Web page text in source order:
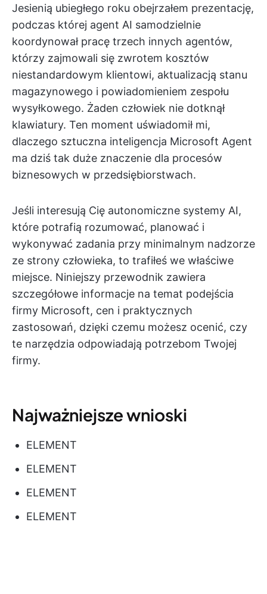
Jesienią ubiegłego roku obejrzałem prezentację,
podczas której agent AI samodzielnie
koordynował pracę trzech innych agentów,
którzy zajmowali się zwrotem kosztów
niestandardowym klientowi, aktualizacją stanu
magazynowego i powiadomieniem zespołu
wysyłkowego. Żaden człowiek nie dotknął
klawiatury. Ten moment uświadomił mi,
dlaczego sztuczna inteligencja Microsoft Agent
ma dziś tak duże znaczenie dla procesów
biznesowych w przedsiębiorstwach.
Jeśli interesują Cię autonomiczne systemy AI,
które potrafią rozumować, planować i
wykonywać zadania przy minimalnym nadzorze
ze strony człowieka, to trafiłeś we właściwe
miejsce. Niniejszy przewodnik zawiera
szczegółowe informacje na temat podejścia
firmy Microsoft, cen i praktycznych
zastosowań, dzięki czemu możesz ocenić, czy
te narzędzia odpowiadają potrzebom Twojej
firmy.
Najważniejsze wnioski
ELEMENT
ELEMENT
ELEMENT
ELEMENT